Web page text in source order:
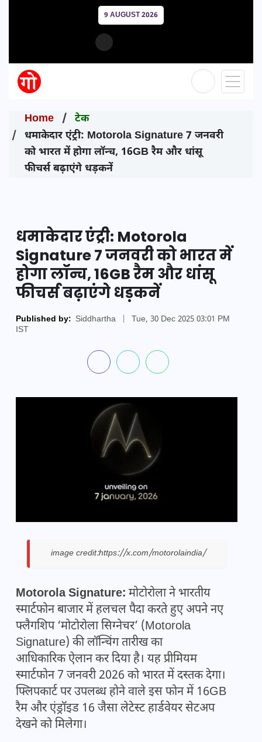
9 AUGUST 2026
Home
टेक
धमाकेदार एंट्री: Motorola Signature 7 जनवरी
को भारत में होगा लॉन्च, 16GB रैम और धांसू
फीचर्स बढ़ाएंगे धड़कनें
धमाकेदार एंट्री: Motorola
Signature 7 जनवरी को भारत में
होगा लॉन्च, 16GB रैम और धांसू
फीचर्स बढ़ाएंगे धड़कनें
Published by: Siddhartha
Tue, 30 Dec 2025 03:01 PM
IST
image credit:https://x.com/motorolaindia/
Motorola Signature: मोटोरोला ने भारतीय
स्मार्टफोन बाजार में हलचल पैदा करते हुए अपने नए
फ्लैगशिप ‘मोटोरोला सिग्नेचर’ (Motorola
Signature) की लॉन्चिंग तारीख का
आधिकारिक ऐलानकर दिया है। यह प्रीमियम
स्मार्टफोन 7 जनवरी 2026 को भारत में दस्तक देगा।
फ्लिपकार्ट पर उपलब्ध होने वाले इस फोन में 16GB
रैम और एंड्रॉइड 16 जैसा लेटेस्ट हार्डवेयर सेटअप
देखने को मिलेगा।